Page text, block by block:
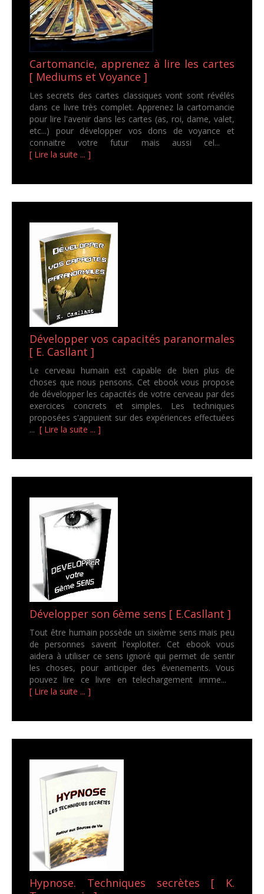
Cartomancie, apprenez à lire les cartes
[ Mediums et Voyance ]
Les secrets des cartes classiques vont sont révélés
dans ce livre très complet. Apprenez la cartomancie
pour lire l'avenir dans les cartes (as, roi, dame, valet,
etc...) pour développer vos dons de voyance et
connaitre votre futur mais aussi cel...
[ Lire la suite ... ]
Développer vos capacités paranormales
[ E. Casllant ]
Le cerveau humain est capable de bien plus de
choses que nous pensons. Cet ebook vous propose
de développer les capacités de votre cerveau par des
exercices concrets et simples. Les techniques
proposées s'appuient sur des expériences effectuées
... [ Lire la suite ... ]
Développer son 6ème sens [ E.Casllant ]
Tout être humain possède un sixième sens mais peu
de personnes savent l'exploiter. Cet ebook vous
aidera à utiliser ce sens ignoré qui permet de sentir
les choses, pour anticiper des évenements. Vous
pouvez lire ce livre en telechargement imme...
[ Lire la suite ... ]
Hypnose. Techniques secrètes [ K.